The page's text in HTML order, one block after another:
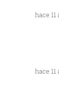
hace 11
hace 11